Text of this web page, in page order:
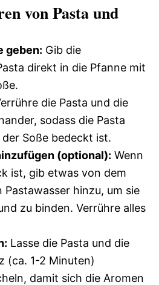
von Pasta und
geben: Gib die
direkt in die Pfanne mit
die Pasta und die
sodass die Pasta
Soße bedeckt ist.
(optional): Wenn
ist, gib etwas von dem
Pastawasser hinzu, um sie
zu binden. Verrühre alles
Lasse die Pasta und die
(ca. 1-2 Minuten)
damit sich die Aromen